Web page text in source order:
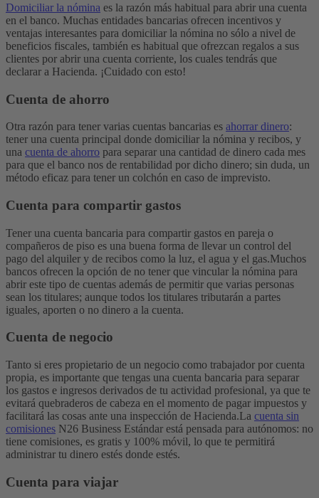
Domiciliar la nómina es la razón más habitual para abrir una cuenta
en el banco. Muchas entidades bancarias ofrecen incentivos y
ventajas interesantes para domiciliar la nómina no sólo a nivel de
beneficios fiscales, también es habitual que ofrezcan regalos a sus
clientes por abrir una cuenta corriente, los cuales tendrás que
declarar a Hacienda. ¡Cuidado con esto!
Cuenta de ahorro
Otra razón para tener varias cuentas bancarias es ahorrar dinero:
tener una cuenta principal donde domiciliar la nómina y recibos, y
una cuenta de ahorro para separar una cantidad de dinero cada mes
para que el banco nos de rentabilidad por dicho dinero; sin duda, un
método eficaz para tener un colchón en caso de imprevisto.
Cuenta para compartir gastos
Tener una cuenta bancaria para compartir gastos en pareja o
compañeros de piso es una buena forma de llevar un control del
pago del alquiler y de recibos como la luz, el agua y el gas.Muchos
bancos ofrecen la opción de no tener que vincular la nómina para
abrir este tipo de cuentas además de permitir que varias personas
sean los titulares; aunque todos los titulares tributarán a partes
iguales, aporten o no dinero a la cuenta.
Cuenta de negocio
Tanto si eres propietario de un negocio como trabajador por cuenta
propia, es importante que tengas una cuenta bancaria para separar
los gastos e ingresos derivados de tu actividad profesional, ya que te
evitará quebraderos de cabeza en el momento de pagar impuestos y
facilitará las cosas ante una inspección de Hacienda.La cuenta sin
comisiones N26 Business Estándar está pensada para autónomos: no
tiene comisiones, es gratis y 100% móvil, lo que te permitirá
administrar tu dinero estés donde estés.
Cuenta para viajar